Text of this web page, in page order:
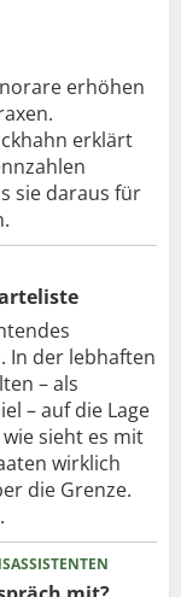
erhöhen
erklärt
sie daraus für
In der lebhaften
– als
– auf die Lage
sieht es mit
wirklich
die Grenze.